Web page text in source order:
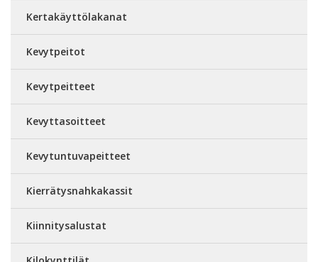
Kertakäyttölakanat
Kevytpeitot
Kevytpeitteet
Kevyttasoitteet
Kevytuntuvapeitteet
Kierrätysnahkakassit
Kiinnitysalustat